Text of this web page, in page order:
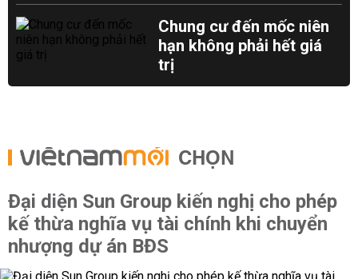
Chung cư đến mốc niên
hạn không phải hết giá
trị
CHỌN
Đại diện Sun Group kiến nghị cho phép
kế thừa nghĩa vụ tài chính khi chuyển
nhượng dự án BĐS